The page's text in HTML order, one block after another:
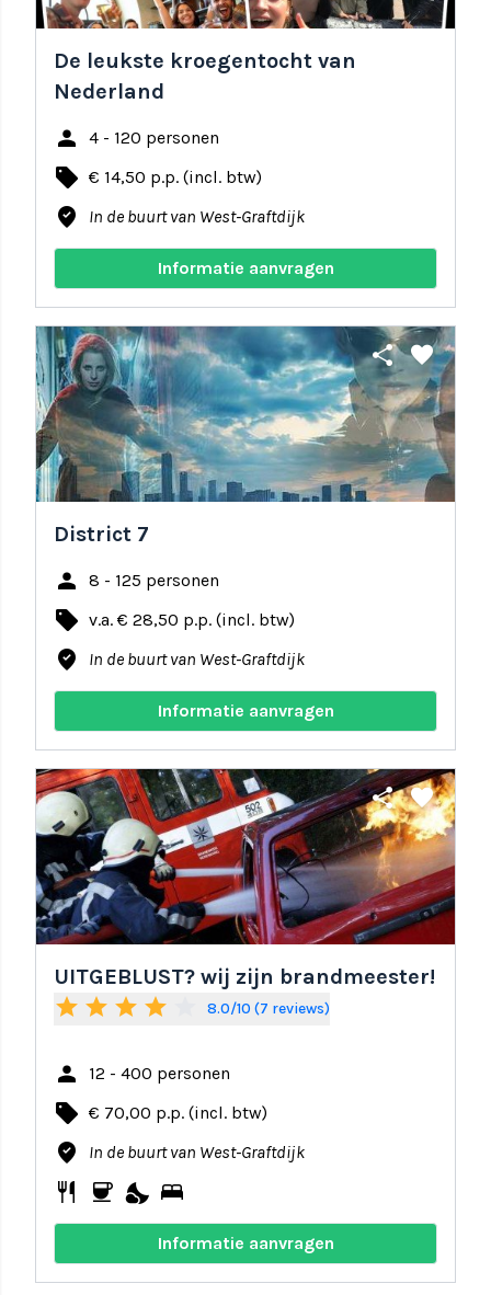
De leukste kroegentocht van
Nederland
person 4 - 120 personen
local_offer € 14,50 p.p. (incl. btw)
where_to_vote In de buurt van West-Graftdijk
Informatie aanvragen
share favorite
District 7
person 8 - 125 personen
local_offer v.a. € 28,50 p.p. (incl. btw)
where_to_vote In de buurt van West-Graftdijk
Informatie aanvragen
share favorite
UITGEBLUST? wij zijn brandmeester!
star star star star 8.0/10 (7 reviews)
person 12 - 400 personen
local_offer € 70,00 p.p. (incl. btw)
where_to_vote In de buurt van West-Graftdijk
restaurant coffee nights_stay bed
Informatie aanvragen